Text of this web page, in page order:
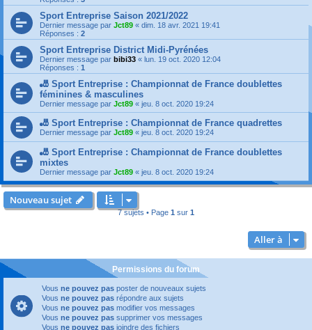
Sport Entreprise Saison 2021/2022
Dernier message par Jct89 « dim. 18 avr. 2021 19:41
Réponses : 2
Sport Entreprise District Midi-Pyrénées
Dernier message par bibi33 « lun. 19 oct. 2020 12:04
Réponses : 1
🎳 Sport Entreprise : Championnat de France doublettes
féminines & masculines
Dernier message par Jct89 « jeu. 8 oct. 2020 19:24
🎳 Sport Entreprise : Championnat de France quadrettes
Dernier message par Jct89 « jeu. 8 oct. 2020 19:24
🎳 Sport Entreprise : Championnat de France doublettes
mixtes
Dernier message par Jct89 « jeu. 8 oct. 2020 19:24
Nouveau sujet
7 sujets • Page 1 sur 1
Aller à
Permissions du forum
Vous ne pouvez pas poster de nouveaux sujets
Vous ne pouvez pas répondre aux sujets
Vous ne pouvez pas modifier vos messages
Vous ne pouvez pas supprimer vos messages
Vous ne pouvez pas joindre des fichiers